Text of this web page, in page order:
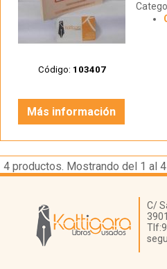
Código: 103407
Más información
4 productos. Mostrando del 1 al 4
Librería Kattigara
C/
Tlf: